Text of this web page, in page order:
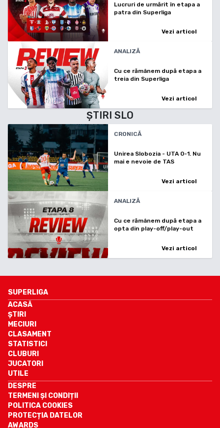
Lucruri de urmărit în etapa a
patra din Superliga
Vezi articol
ANALIZĂ
Cu ce rămânem după etapa a
treia din Superliga
Vezi articol
ȘTIRI SLO
CRONICĂ
Unirea Slobozia - UTA 0-1. Nu
mai e nevoie de TAS
Vezi articol
ANALIZĂ
Cu ce rămânem după etapa a
opta din play-off/play-out
Vezi articol
SUPERLIGA
ACASĂ
ȘTIRI
MECIURI
CLASAMENT
STATISTICI
CLUBURI
JUCATORI
UTILE
DESPRE
TERMENI ȘI CONDIȚII
POLITICA COOKIES
PROTECȚIA DATELOR
AWARDS